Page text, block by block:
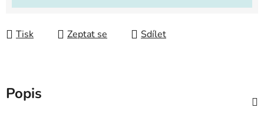
Tisk Zeptat se Sdílet
Popis